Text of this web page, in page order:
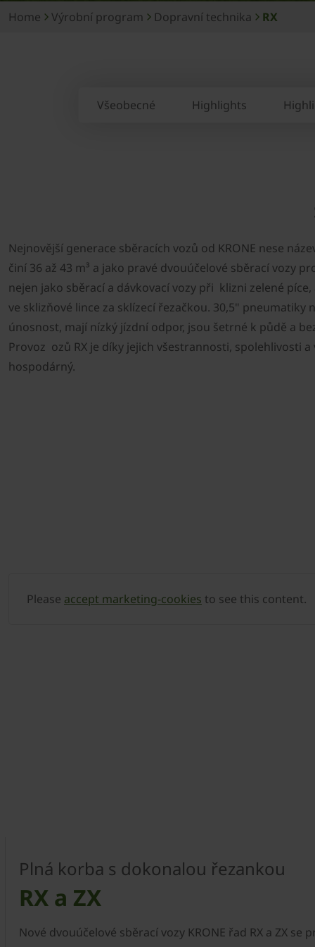
Home Výrobní program Dopravní technika RX
Všeobecné Highlights
Nejnovější generace sběracích vozů od KRONE nese
činí 36 až 43 m³ a jako pravé dvouúčelové sběrací vozy
nejen jako sběrací a dávkovací vozy při klizni zelené
ve sklizňové lince za sklízecí řezačkou. 30,5" pneumatiky
únosnost, mají nízký jízdní odpor, jsou šetrné k půdě a
Provoz ozů RX je díky jejich všestrannosti, spolehlivosti
hospodárný.
Please accept marketing-cookies to see this content.
Plná korba s dokonalou řezankou
RX a ZX
Nové dvouúčelové sběrací vozy KRONE řad RX a ZX se